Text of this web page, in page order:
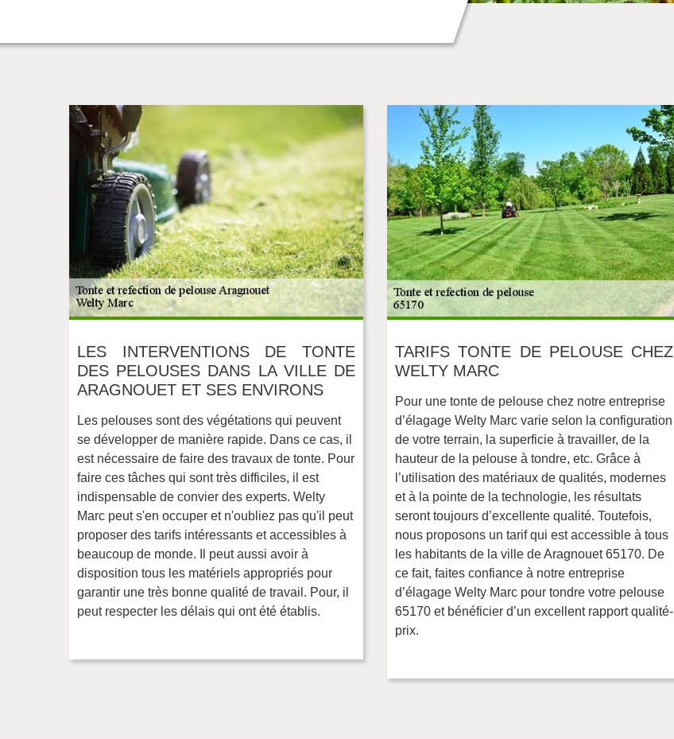
LES INTERVENTIONS DE TONTE
DES PELOUSES DANS LA VILLE DE
ARAGNOUET ET SES ENVIRONS
Les pelouses sont des végétations qui peuvent
se développer de manière rapide. Dans ce cas, il
est nécessaire de faire des travaux de tonte. Pour
faire ces tâches qui sont très difficiles, il est
indispensable de convier des experts. Welty
Marc peut s'en occuper et n'oubliez pas qu'il peut
proposer des tarifs intéressants et accessibles à
beaucoup de monde. Il peut aussi avoir à
disposition tous les matériels appropriés pour
garantir une très bonne qualité de travail. Pour, il
peut respecter les délais qui ont été établis.
TARIFS TONTE DE PELOUSE CHEZ
WELTY MARC
Pour une tonte de pelouse chez notre entreprise
d’élagage Welty Marc varie selon la configuration
de votre terrain, la superficie à travailler, de la
hauteur de la pelouse à tondre, etc. Grâce à
l’utilisation des matériaux de qualités, modernes
et à la pointe de la technologie, les résultats
seront toujours d’excellente qualité. Toutefois,
nous proposons un tarif qui est accessible à tous
les habitants de la ville de Aragnouet 65170. De
ce fait, faites confiance à notre entreprise
d’élagage Welty Marc pour tondre votre pelouse
65170 et bénéficier d’un excellent rapport qualité-
prix.